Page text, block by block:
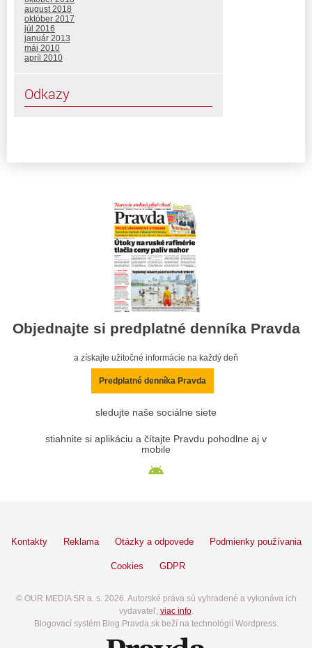
august 2018
október 2017
júl 2016
január 2013
máj 2010
apríl 2010
Odkazy
Objednajte si predplatné denníka Pravda
a získajte užitočné informácie na každý deň
Predplatné denníka Pravda
sledujte naše sociálne siete
stiahnite si aplikáciu a čítajte Pravdu pohodlne aj v
mobile
Kontakty Reklama Otázky a odpovede Podmienky používania
Cookies GDPR
© OUR MEDIA SR a. s. 2026. Autorské práva sú vyhradené a vykonáva ich
vydavateľ, viac info.
Blogovací systém Blog.Pravda.sk beží na technológií Wordpress.